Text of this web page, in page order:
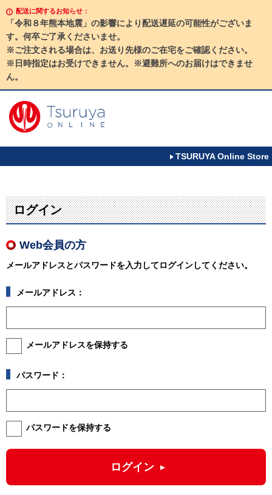
配送に関するお知らせ：
「令和８年熊本地震」の影響により配送遅延の可能性がございま
す。何卒ご了承くださいませ。
※ご注文される場合は、お送り先様のご在宅をご確認ください。
※日時指定はお受けできません。※避難所へのお届けはできませ
ん。
TSURUYA Online Store
ログイン
Web会員の方
メールアドレスとパスワードを入力してログインしてください。
メールアドレス：
メールアドレスを保持する
パスワード：
パスワードを保持する
ログイン